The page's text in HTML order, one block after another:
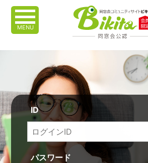
MENU
ID
パスワード